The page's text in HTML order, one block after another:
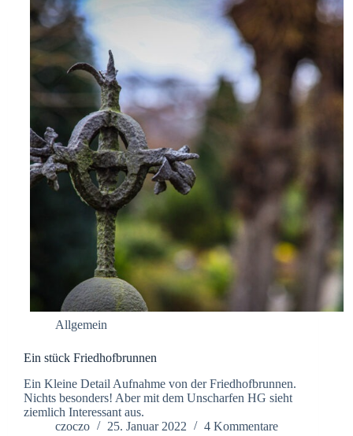
Allgemein
Ein stück Friedhofbrunnen
Ein Kleine Detail Aufnahme von der Friedhofbrunnen.
Nichts besonders! Aber mit dem Unscharfen HG sieht
ziemlich Interessant aus.
czoczo
25. Januar 2022 4 Kommentare